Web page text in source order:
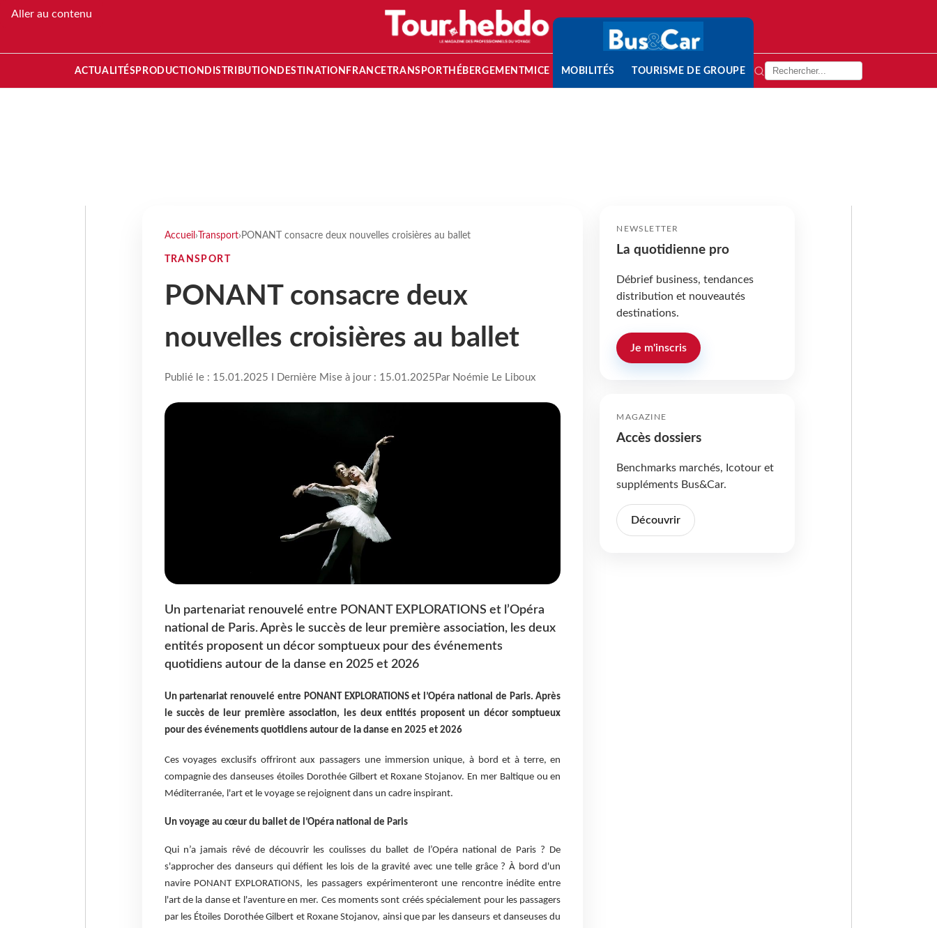
Aller au contenu
ACTUALITÉS PRODUCTION DISTRIBUTION DESTINATION FRANCETRANSPORT HÉBERGEMENTMICE MOBILITÉS TOURISME DE GROUPE
Accueil › Transport› PONANT consacre deux nouvelles croisières au ballet
TRANSPORT
PONANT consacre deux
nouvelles croisières au ballet
Publié le : 15.01.2025 I Dernière Mise à jour : 15.01.2025 Par Noémie Le Liboux
Un partenariat renouvelé entre PONANT EXPLORATIONS et l’Opéra
national de Paris. Après le succès de leur première association, les deux
entités proposent un décor somptueux pour des événements
quotidiens autour de la danse en 2025 et 2026
Un partenariat renouvelé entre PONANT EXPLORATIONS et l’Opéra national de Paris. Après
le succès de leur première association, les deux entités proposent un décor somptueux
pour des événements quotidiens autour de la danse en 2025 et 2026
Ces voyages exclusifs offriront aux passagers une immersion unique, à bord et à terre, en
compagnie des danseuses étoiles Dorothée Gilbert et Roxane Stojanov. En mer Baltique ou en
Méditerranée, l'art et le voyage se rejoignent dans un cadre inspirant.
Un voyage au cœur du ballet de l’Opéra national de Paris
Qui n’a jamais rêvé de découvrir les coulisses du ballet de l’Opéra national de Paris ? De
s'approcher des danseurs qui défient les lois de la gravité avec une telle grâce ? À bord d'un
navire PONANT EXPLORATIONS, les passagers expérimenteront une rencontre inédite entre
l'art de la danse et l'aventure en mer. Ces moments sont créés spécialement pour les passagers
par les Étoiles Dorothée Gilbert et Roxane Stojanov, ainsi que par les danseurs et danseuses du
NEWSLETTER
La quotidienne pro
Débrief business, tendances
distribution et nouveautés
destinations.
Je m'inscris
MAGAZINE
Accès dossiers
Benchmarks marchés, Icotour et
suppléments Bus&Car.
Découvrir